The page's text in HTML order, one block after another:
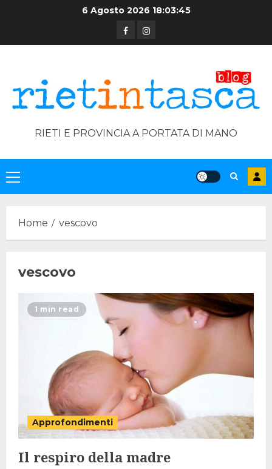
6 Agosto 2026 18:03:46
FacebookInstagram
RIETI E PROVINCIA A PORTATA DI MANO
Primary
Menu
Home vescovo
vescovo
1 min read
Approfondimenti
Il respiro della madre